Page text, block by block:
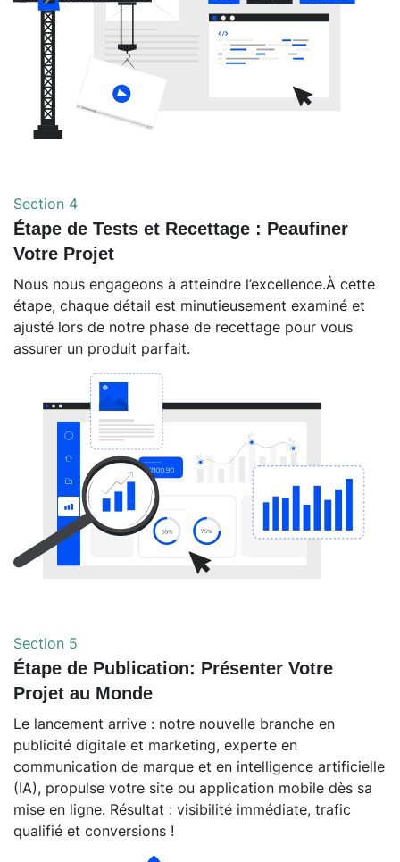
Section 4
Étape de Tests et Recettage : Peaufiner
Votre Projet
Nous nous engageons à atteindre l’excellence.À cette
étape, chaque détail est minutieusement examiné et
ajusté lors de notre phase de recettage pour vous
assurer un produit parfait.
Section 5
Étape de Publication: Présenter Votre
Projet au Monde
Le lancement arrive : notre nouvelle branche en
publicité digitale et marketing, experte en
communication de marque et en intelligence artificielle
(IA), propulse votre site ou application mobile dès sa
mise en ligne. Résultat : visibilité immédiate, trafic
qualifié et conversions !